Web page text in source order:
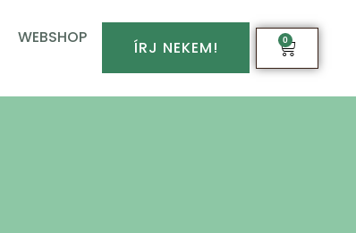
WEBSHOP
ÍRJ NEKEM! 0